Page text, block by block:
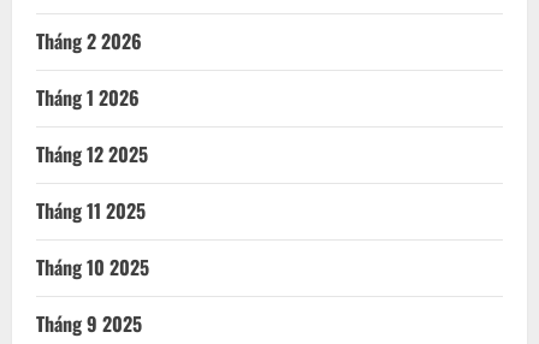
Tháng 2 2026
Tháng 1 2026
Tháng 12 2025
Tháng 11 2025
Tháng 10 2025
Tháng 9 2025